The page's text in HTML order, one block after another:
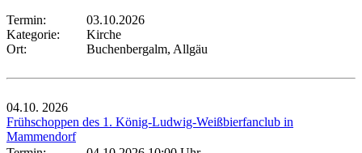
Termin:
03.10.2026
Kategorie:
Kirche
Ort:
Buchenbergalm, Allgäu
04.10. 2026
Frühschoppen des 1. König-Ludwig-Weißbierfanclub in
Mammendorf